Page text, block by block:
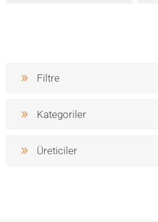
Filtre
Kategoriler
Üreticiler